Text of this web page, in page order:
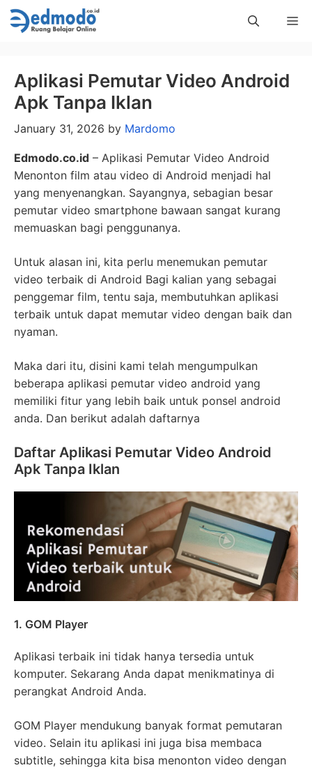
Skip
to
Aplikasi Pemutar Video Android
Apk Tanpa Iklan
January 31, 2026 by Mardomo
Edmodo.co.id – Aplikasi Pemutar Video Android
Menonton film atau video di Android menjadi hal
yang menyenangkan. Sayangnya, sebagian besar
pemutar video smartphone bawaan sangat kurang
memuaskan bagi penggunanya.
Untuk alasan ini, kita perlu menemukan pemutar
video terbaik di Android Bagi kalian yang sebagai
penggemar film, tentu saja, membutuhkan aplikasi
terbaik untuk dapat memutar video dengan baik dan
nyaman.
Maka dari itu, disini kami telah mengumpulkan
beberapa aplikasi pemutar video android yang
memiliki fitur yang lebih baik untuk ponsel android
anda. Dan berikut adalah daftarnya
Daftar Aplikasi Pemutar Video Android
Apk Tanpa Iklan
1. GOM Player
Aplikasi terbaik ini tidak hanya tersedia untuk
komputer. Sekarang Anda dapat menikmatinya di
perangkat Android Anda.
GOM Player mendukung banyak format pemutaran
video. Selain itu aplikasi ini juga bisa membaca
subtitle, sehingga kita bisa menonton video dengan